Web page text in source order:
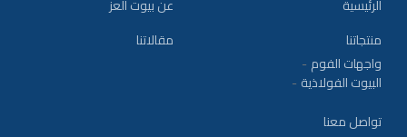
الرئيسية
عن بيوت العز
منتجاتنا
واجهات الفوم
البيوت الفولاذية
مقالاتنا
تواصل معنا